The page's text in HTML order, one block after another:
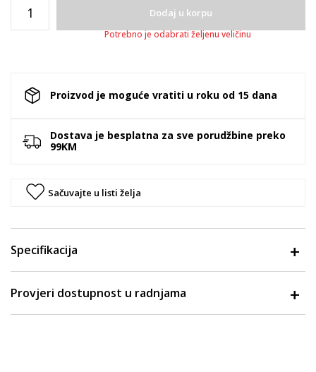
Dodaj u korpu
Potrebno je odabrati željenu veličinu
Proizvod je moguće vratiti u roku od 15 dana
Dostava je besplatna za sve porudžbine preko
99KM
Sačuvajte u listi želja
Specifikacija
Provjeri dostupnost u radnjama